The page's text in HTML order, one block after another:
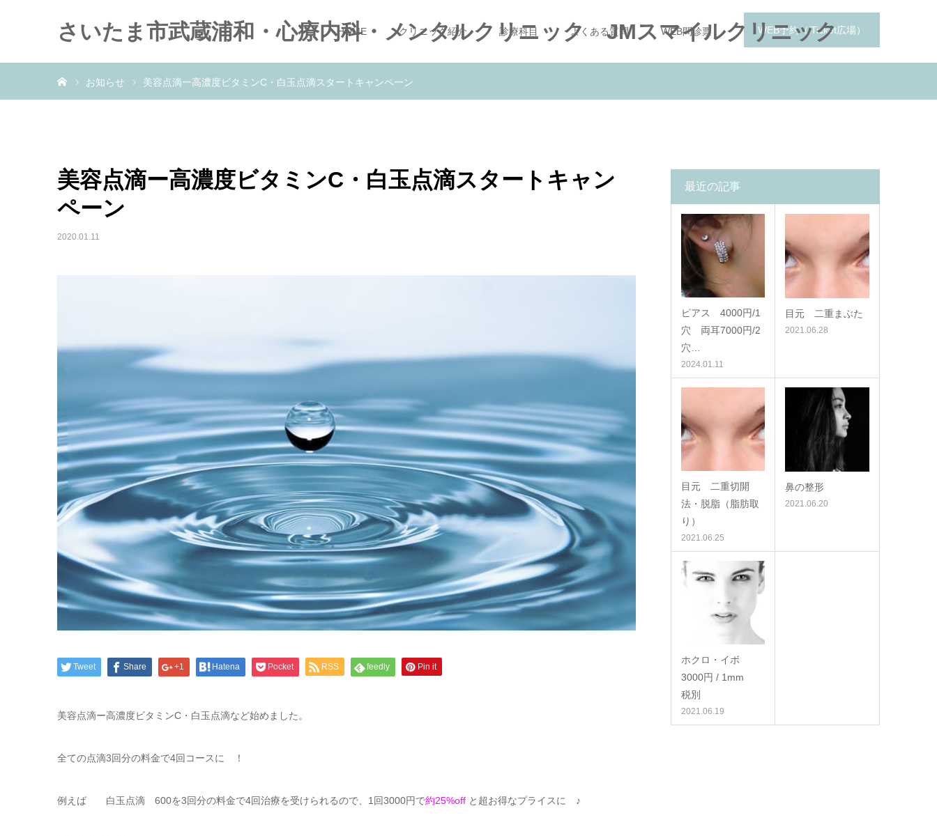
さいたま市武蔵浦和・心療内科・メンタルクリニック JMスマイルクリニック
WEB予約（iTicket広場）
HOME クリニック紹介 診療科目 よくある質問 WEB問診票
お知らせ 美容点滴ー高濃度ビタミンC・白玉点滴スタートキャンペーン
美容点滴ー高濃度ビタミンC・白玉点滴スタートキャン
ペーン
2020.01.11
Tweet Share +1 Hatena Pocket RSS feedly Pin it
美容点滴ー高濃度ビタミンC・白玉点滴など始めました。
全ての点滴3回分の料金で4回コースに ！
例えば 白玉点滴 600を3回分の料金で4回治療を受けられるので、1回3000円で約25%off と超お得なプライスに ♪
最近の記事
ピアス 4000円/1
穴 両耳7000円/2
穴…
2024.01.11
目元 二重まぶた
2021.06.28
目元 二重切開
法・脱脂（脂肪取
り）
2021.06.25
鼻の整形
2021.06.20
ホクロ・イボ
3000円 / 1mm
税別
2021.06.19